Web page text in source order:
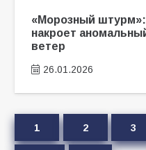
«Морозный
накроет
ветер
26.01.2026
1 2 3